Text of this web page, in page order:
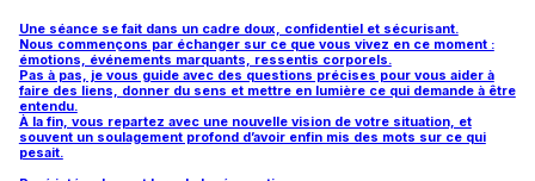
Une séance se fait dans un cadre doux, confidentiel et sécurisant.
Nous commençons par échanger sur ce que vous vivez en ce moment :
émotions, événements marquants, ressentis corporels.
Pas à pas, je vous guide avec des questions précises pour vous aider à
faire des liens, donner du sens et mettre en lumière ce qui demande à être
entendu.
À la fin, vous repartez avec une nouvelle vision de votre situation, et
souvent un soulagement profond d’avoir enfin mis des mots sur ce qui
pesait.